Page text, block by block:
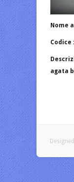
Nome
Codice
agata